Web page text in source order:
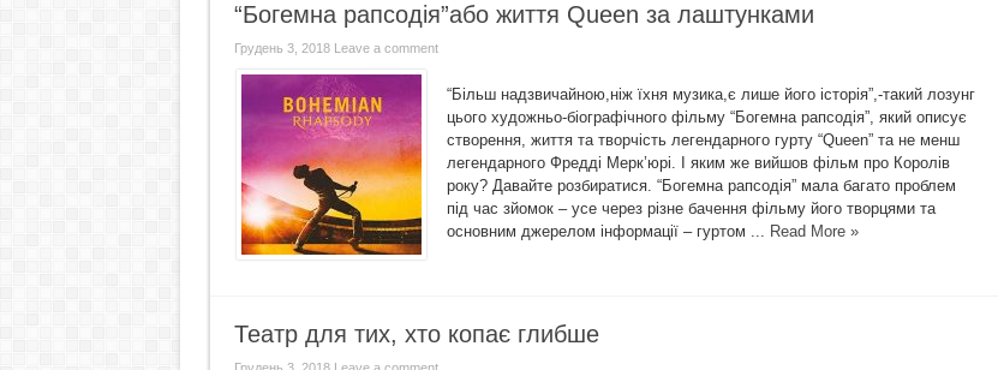
“Богемна рапсодія”або життя Queen за лаштунками
Грудень 3, 2018 Leave a comment
“Більш надзвичайною,ніж їхня музика,є лише його історія”,-такий лозунг
цього художньо-біографічного фільму “Богемна рапсодія”, який описує
створення, життя та творчість легендарного гурту “Queen” та не менш
легендарного Фредді Мерк’юрі. І яким же вийшов фільм про Королів
року? Давайте розбиратися. “Богемна рапсодія” мала багато проблем
під час зйомок – усе через різне бачення фільму його творцями та
основним джерелом інформації – гуртом ... Read More »
Театр для тих, хто копає глибше